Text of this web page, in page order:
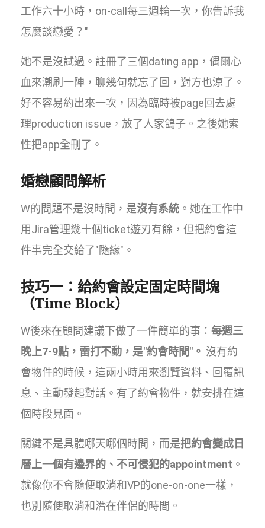
工作六十小時，on-call每三週輪一次，你告訴我
怎麼談戀愛？"
她不是沒試過。註冊了三個dating app，偶爾心
血來潮刷一陣，聊幾句就忘了回，對方也涼了。
好不容易約出來一次，因為臨時被page回去處
理production issue，放了人家鴿子。之後她索
性把app全刪了。
婚戀顧問解析
W的問題不是沒時間，是沒有系統 。她在工作中
用Jira管理幾十個ticket遊刃有餘，但把約會這
件事完全交給了"隨緣"。
技巧一：給約會設定固定時間塊
（Time Block）
W後來在顧問建議下做了一件簡單的事： 每週三
晚上7-9點，雷打不動，是"約會時間"。 沒有約
會物件的時候，這兩小時用來瀏覽資料、回覆訊
息、主動發起對話。有了約會物件，就安排在這
個時段見面。
關鍵不是具體哪天哪個時間，而是把約會變成日
曆上一個有邊界的、不可侵犯的appointment 。
就像你不會隨便取消和VP的one-on-one一樣，
也別隨便取消和潛在伴侶的時間。